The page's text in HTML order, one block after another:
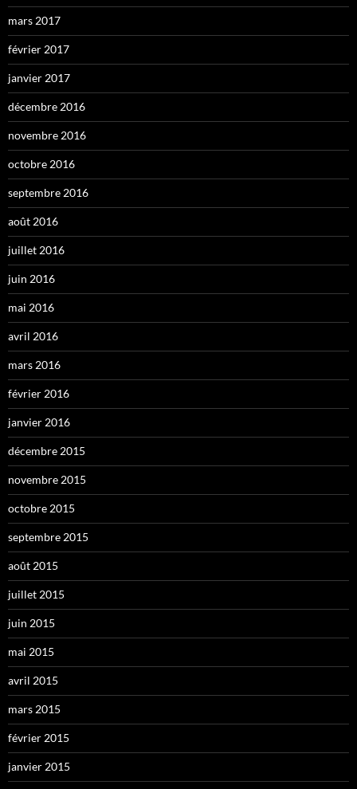
mars 2017
février 2017
janvier 2017
décembre 2016
novembre 2016
octobre 2016
septembre 2016
août 2016
juillet 2016
juin 2016
mai 2016
avril 2016
mars 2016
février 2016
janvier 2016
décembre 2015
novembre 2015
octobre 2015
septembre 2015
août 2015
juillet 2015
juin 2015
mai 2015
avril 2015
mars 2015
février 2015
janvier 2015